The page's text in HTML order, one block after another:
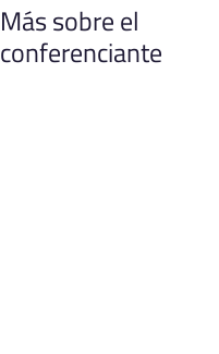
Más sobre el
conferenciante